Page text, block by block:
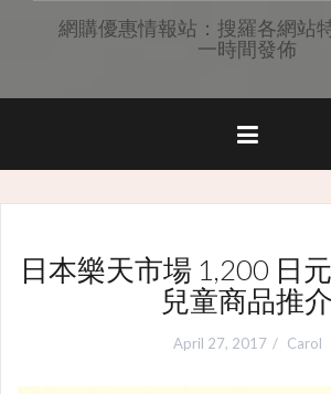
網購優惠情報站：搜羅各網站
一時間發佈
日本樂天市場 1,200 日
兒童商品推介
April 27, 2017 Carol